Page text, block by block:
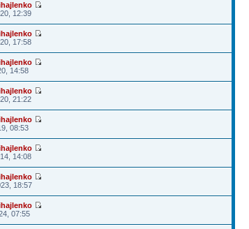
12:39
17:58
14:58
21:22
08:53
14:08
18:57
07:55